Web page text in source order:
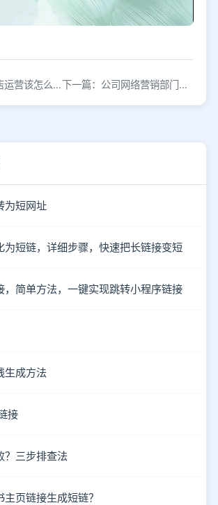
上一篇：淘宝c店运营该怎么做？高效推广引流软件要选对 下一篇：公司网络营销部门如何打造网络营销团队？
为短网址
为短链，详细步骤，快速把长链接变短
，简单方法，一键实现跳转小程序链接
生成方法
接
？三步排查法
页链接生成短链？